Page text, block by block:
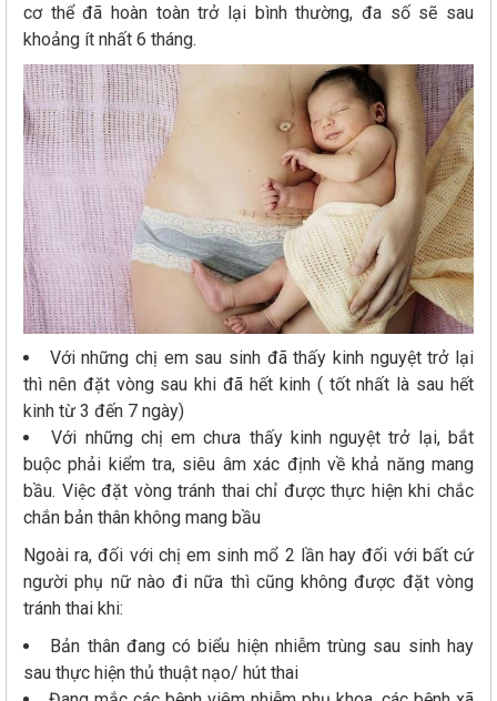
cơ thể đã hoàn toàn trở lại bình thường, đa số sẽ sau
khoảng ít nhất 6 tháng.
Với những chị em sau sinh đã thấy kinh nguyệt trở lại
thì nên đặt vòng sau khi đã hết kinh ( tốt nhất là sau hết
kinh từ 3 đến 7 ngày)
Với những chị em chưa thấy kinh nguyệt trở lại, bắt
buộc phải kiểm tra, siêu âm xác định về khả năng mang
bầu. Việc đặt vòng tránh thai chỉ được thực hiện khi chắc
chắn bản thân không mang bầu
Ngoài ra, đối với chị em sinh mổ 2 lần hay đối với bất cứ
người phụ nữ nào đi nữa thì cũng không được đặt vòng
tránh thai khi:
Bản thân đang có biểu hiện nhiễm trùng sau sinh hay
sau thực hiện thủ thuật nạo/ hút thai